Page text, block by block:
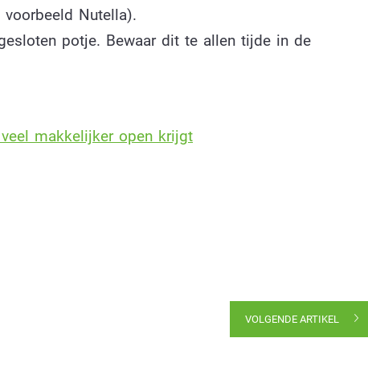
Nutella).
potje. Bewaar dit te allen tijde in de
makkelijker open krijgt
VOLGENDE ARTIKEL